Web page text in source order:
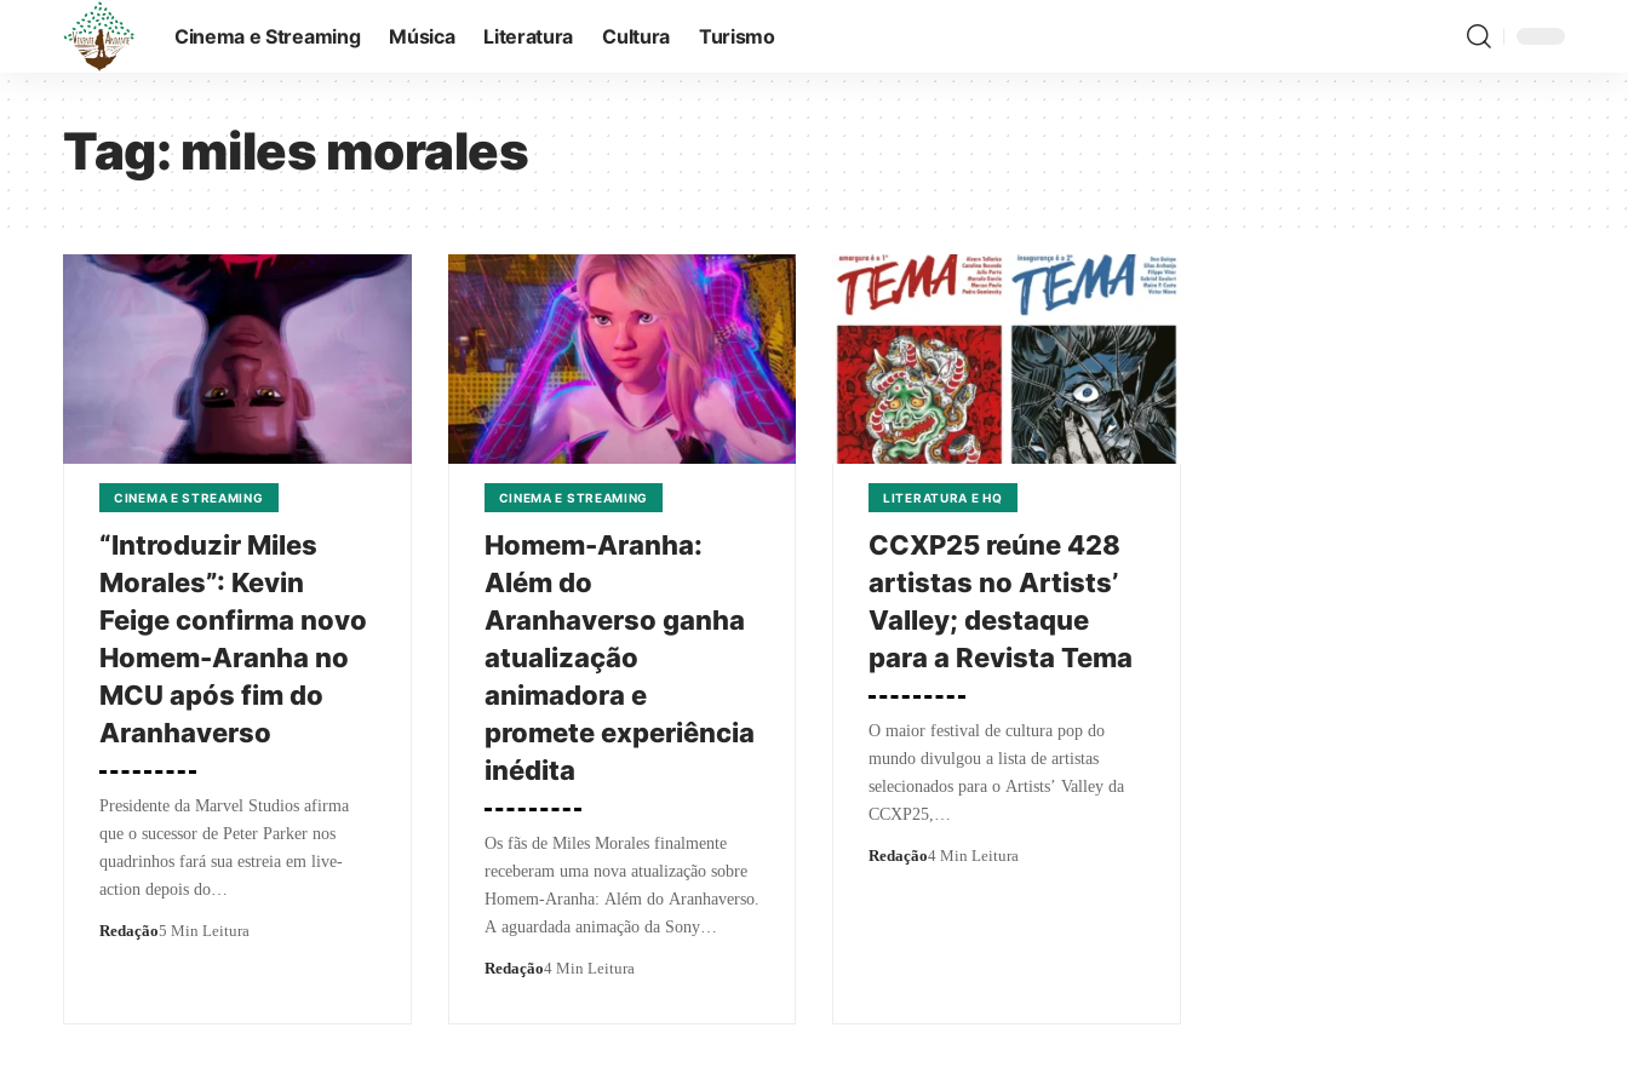
Cinema e Streaming Música Literatura Cultura Turismo
Tag:miles morales
CINEMA E STREAMING
“Introduzir Miles
Morales”: Kevin
Feige confirma novo
Homem-Aranha no
MCU após fim do
Aranhaverso
Presidente da Marvel Studios afirma
que o sucessor de Peter Parker nos
quadrinhos fará sua estreia em live-
action depois do…
Redação5 Min Leitura
CINEMA E STREAMING
Homem-Aranha:
Além do
Aranhaverso ganha
atualização
animadora e
promete experiência
inédita
Os fãs de Miles Morales finalmente
receberam uma nova atualização sobre
Homem-Aranha: Além do Aranhaverso.
A aguardada animação da Sony…
Redação4 Min Leitura
LITERATURA E HQ
CCXP25 reúne 428
artistas no Artists’
Valley; destaque
para a Revista Tema
O maior festival de cultura pop do
mundo divulgou a lista de artistas
selecionados para o Artists’ Valley da
CCXP25,…
Redação4 Min Leitura